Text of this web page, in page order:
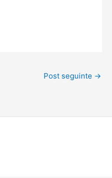
Post seguinte →